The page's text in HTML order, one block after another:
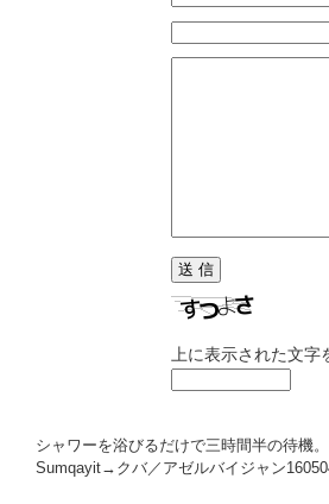
上に表示された文
シャワーを浴びるだけで三時間半の待機。
Sumqayit→クバ／アゼルバイジャン